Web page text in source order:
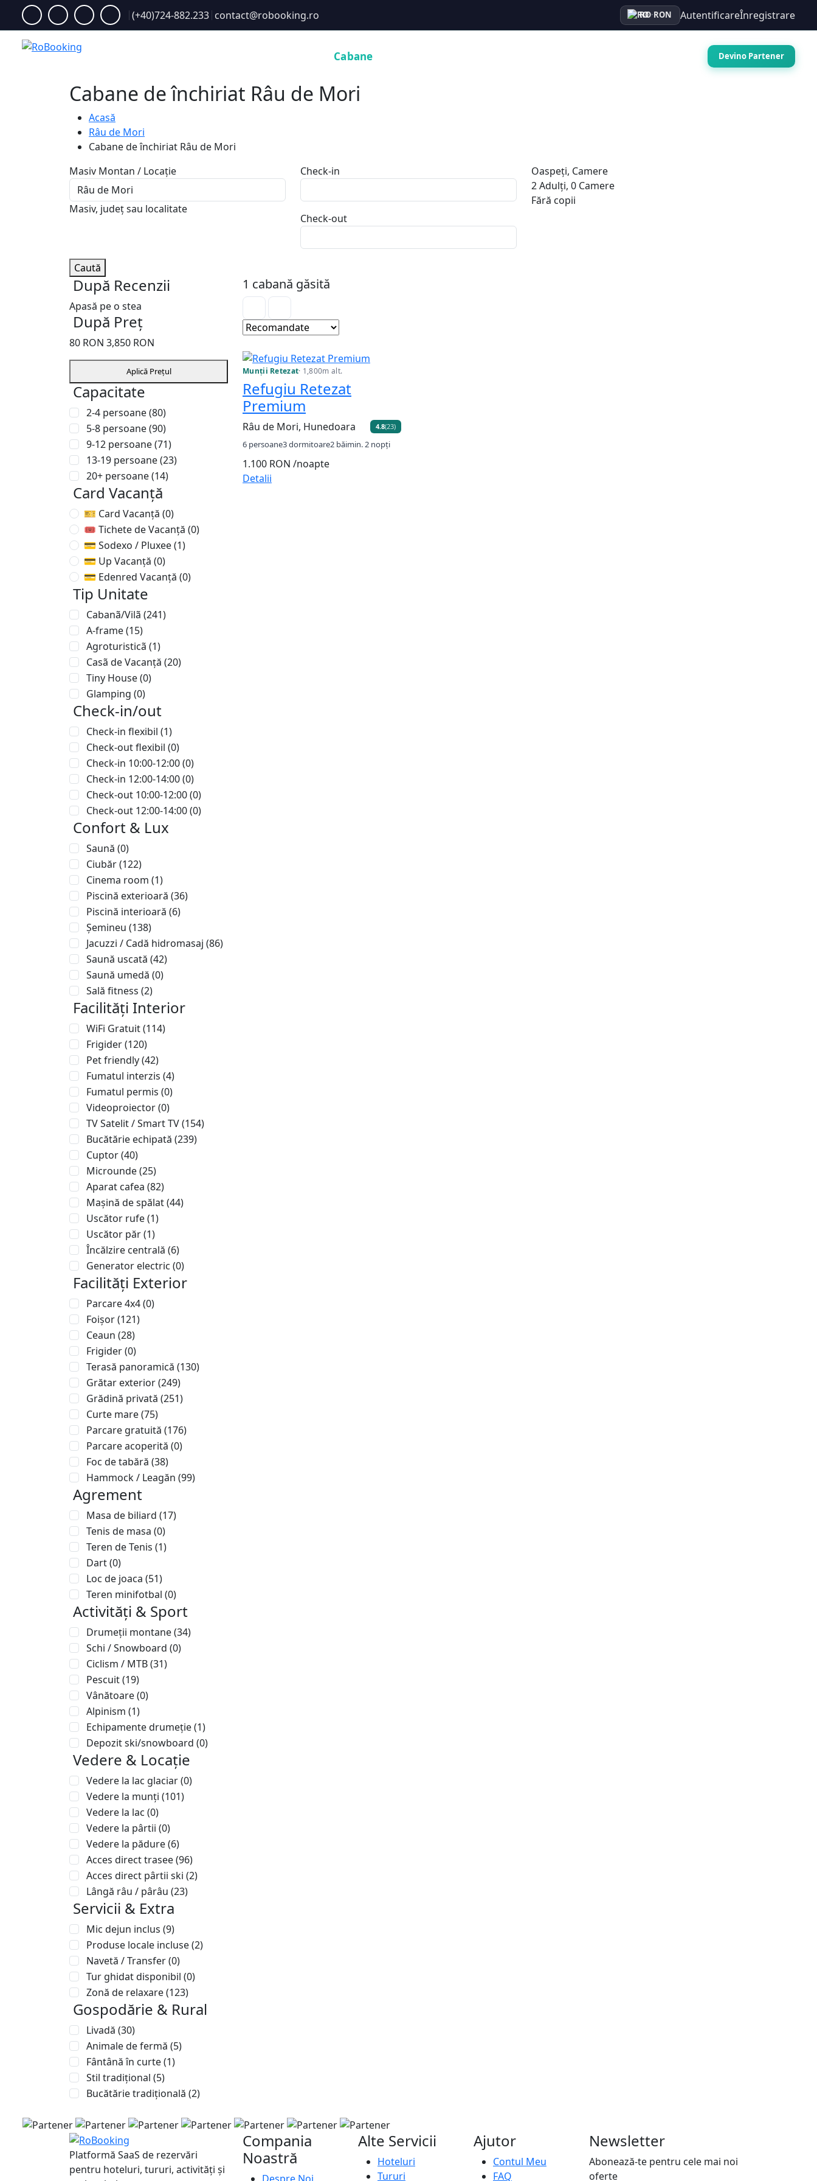
(+40)724-882.233 contact@robooking.ro RO·RON AutentificareÎnregistrare
Cabane Devino Partener
Cabane de închiriat Râu de Mori
Acasă
Râu de Mori
Cabane de închiriat Râu de Mori
Masiv Montan / Locație
Masiv, județ sau localitate
Check-in
Check-out
Oaspeți, Camere
2Adulți, 0 Camere
Fără copii
Caută
După Recenzii
Apasă pe o stea
După Preț
80 RON 3,850 RON
Aplică Prețul
Capacitate
2-4 persoane(80)
5-8 persoane(90)
9-12 persoane(71)
13-19 persoane(23)
20+ persoane(14)
Card Vacanță
🎫 Card Vacanță (0)
🎟 Tichete de Vacanță (0)
💳 Sodexo / Pluxee(1)
💳 Up Vacanță (0)
💳 Edenred Vacanță (0)
Tip Unitate
Cabanã/Vilã (241)
A-frame(15)
Agroturisticã (1)
Casã de Vacanță (20)
Tiny House(0)
Glamping (0)
Check-in/out
Check-in flexibil (1)
Check-out flexibil (0)
Check-in 10:00-12:00(0)
Check-in 12:00-14:00(0)
Check-out 10:00-12:00(0)
Check-out 12:00-14:00(0)
Confort & Lux
Saună (0)
Ciubăr(122)
Cinema room (1)
Piscină exterioară (36)
Piscină interioară (6)
Șemineu (138)
Jacuzzi / Cadă hidromasaj (86)
Saună uscată (42)
Saună umedă (0)
Sală fitness (2)
Facilități Interior
WiFi Gratuit(114)
Frigider(120)
Pet friendly(42)
Fumatul interzis (4)
Fumatul permis (0)
Videoproiector(0)
TV Satelit / Smart TV(154)
Bucătărie echipată (239)
Cuptor(40)
Microunde(25)
Aparat cafea (82)
Mașină de spălat(44)
Uscător rufe(1)
Uscător păr(1)
Încălzire centrală (6)
Generator electric (0)
Facilități Exterior
Parcare 4x4(0)
Foișor(121)
Ceaun (28)
Frigider(0)
Terasă panoramică (130)
Grătar exterior(249)
Grădină privată (251)
Curte mare(75)
Parcare gratuită (176)
Parcare acoperită (0)
Foc de tabără (38)
Hammock / Leagăn (99)
Agrement
Masa de biliard (17)
Tenis de masa (0)
Teren de Tenis (1)
Dart(0)
Loc de joaca (51)
Teren minifotbal (0)
Activități & Sport
Drumeții montane(34)
Schi / Snowboard (0)
Ciclism / MTB(31)
Pescuit(19)
Vânătoare(0)
Alpinism (1)
Echipamente drumeție(1)
Depozit ski/snowboard (0)
Vedere & Locație
Vedere la lac glaciar(0)
Vedere la munți (101)
Vedere la lac (0)
Vedere la pârtii (0)
Vedere la pădure(6)
Acces direct trasee(96)
Acces direct pârtii ski (2)
Lângă râu / pârâu (23)
Servicii & Extra
Mic dejun inclus (9)
Produse locale incluse(2)
Navetă / Transfer(0)
Tur ghidat disponibil (0)
Zonă de relaxare(123)
Gospodărie & Rural
Livadă (30)
Animale de fermă (5)
Fântână în curte(1)
Stil tradițional (5)
Bucătărie tradițională (2)
1 cabană găsită
Munții Retezat· 1,800m alt.
Refugiu Retezat
Premium
Râu de Mori, Hunedoara 4.8(23)
6 persoane3 dormitoare2 băimin. 2 nopți
1.100 RON /noapte
Detalii
Platformă SaaS de rezervări
pentru hoteluri, tururi, activități și
Compania
Noastră
Alte Servicii
Hoteluri
Tururi
Ajutor
Contul Meu
FAQ
Newsletter
Abonează-te pentru cele mai noi
oferte